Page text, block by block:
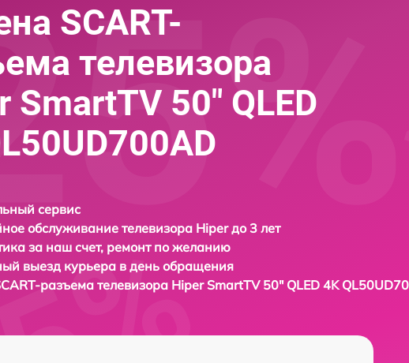
SCART-
телевизора
SmartTV 50" QLED
сервис
обслуживание телевизора Hiper до 3 лет
за наш счет, ремонт по желанию
выезд курьера в день обращения
разъема телевизора Hiper SmartTV 50" QLED 4K